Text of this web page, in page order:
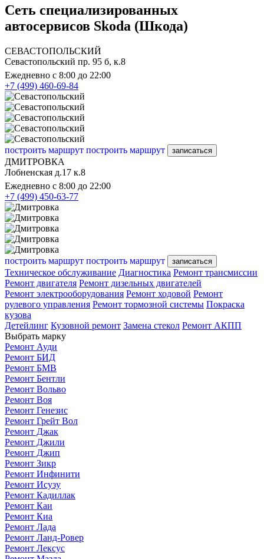
Сеть специализированных
автосервисов Skoda (Шкода)
СЕВАСТОПОЛЬСКИЙ
Севастопольский пр. 95 б, к.8
Ежедневно с 8:00 до 22:00
+7 (499) 460-69-84
построить маршрут построить маршрут записаться
ДМИТРОВКА
Лобненская д.17 к.8
Ежедневно с 8:00 до 22:00
+7 (499) 450-63-77
построить маршрут построить маршрут записаться
Техническое обслуживание Диагностика Ремонт трансмиссии
Ремонт двигателя Ремонт дизельных двигателей
Ремонт электрооборудования Ремонт ходовой Ремонт
рулевого управления Ремонт тормозной системы Покраска
кузова
Детейлинг Кузовной ремонт Замена стекол Ремонт АКПП
Выбрать марку
Ремонт Ауди
Ремонт БИД
Ремонт БМВ
Ремонт Бентли
Ремонт Вольво
Ремонт Воя
Ремонт Генезис
Ремонт Грейт Вол
Ремонт Джак
Ремонт Джили
Ремонт Джип
Ремонт Зикр
Ремонт Инфинити
Ремонт Исузу
Ремонт Кадиллак
Ремонт Каи
Ремонт Киа
Ремонт Лада
Ремонт Ланд-Ровер
Ремонт Лексус